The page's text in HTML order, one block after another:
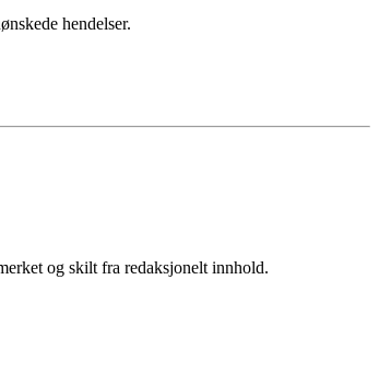
hendelser.
og skilt fra redaksjonelt innhold.